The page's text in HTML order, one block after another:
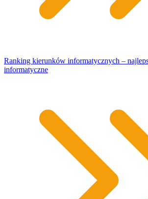
Ranking kierunków informatycznych –
informatyczne